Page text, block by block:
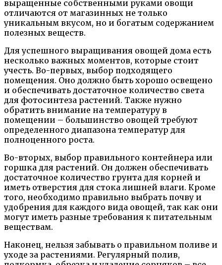
выращенные собственными руками овощи
отличаются от магазинных не только
уникальным вкусом, но и богатым содержанием
полезных веществ.
Для успешного выращивания овощей дома есть
несколько важных моментов, которые стоит
учесть. Во-первых, выбор подходящего
помещения. Оно должно быть хорошо освещено
и обеспечивать достаточное количество света
для фотосинтеза растений. Также нужно
обратить внимание на температуру в
помещении – большинство овощей требуют
определенного диапазона температур для
полноценного роста.
Во-вторых, выбор правильного контейнера или
горшка для растений. Он должен обеспечивать
достаточное количество грунта для корней и
иметь отверстия для стока лишней влаги. Кроме
того, необходимо правильно выбрать почву и
удобрения для каждого вида овощей, так как они
могут иметь разные требования к питательным
веществам.
Наконец, нельзя забывать о правильном поливе и
уходе за растениями. Регулярный полив,